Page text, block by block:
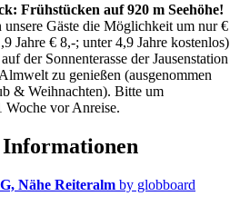
Frühstücken auf 920 m Seehöhe!
Gäste die Möglichkeit um nur €
Jahre € 8,-; unter 4,9 Jahre kostenlos)
der Sonnenterasse der Jausenstation
zu genießen (ausgenommen
& Weihnachten). Bitte um
Woche vor Anreise.
Nähe Reiteralm by globboard